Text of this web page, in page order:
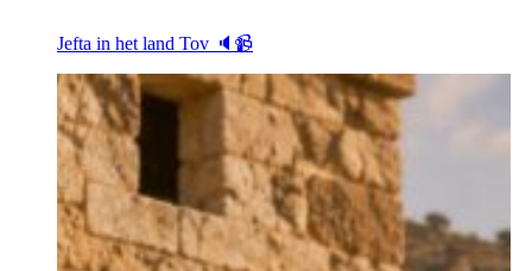
Jefta in het land Tov 🔈📹